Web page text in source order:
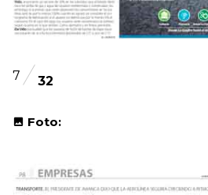
7 32
Foto: